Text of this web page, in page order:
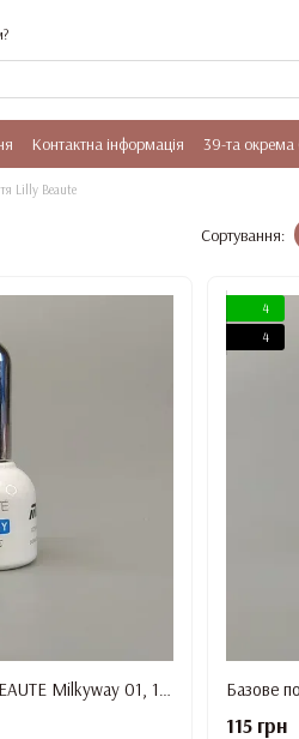
Контактна інформація 39-та
Lilly Beaute
Сортування:
4
4
115 грн